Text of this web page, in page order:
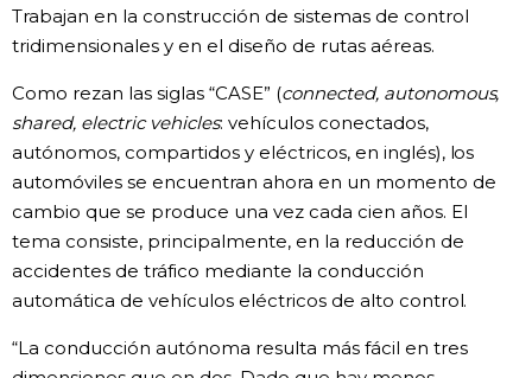
Trabajan en la construcción de sistemas de control
tridimensionales y en el diseño de rutas aéreas.
Como rezan las siglas “CASE” (connected, autonomous,
shared, electric vehicles: vehículos conectados,
autónomos, compartidos y eléctricos, en inglés), los
automóviles se encuentran ahora en un momento de
cambio que se produce una vez cada cien años. El
tema consiste, principalmente, en la reducción de
accidentes de tráfico mediante la conducción
automática de vehículos eléctricos de alto control.
“La conducción autónoma resulta más fácil en tres